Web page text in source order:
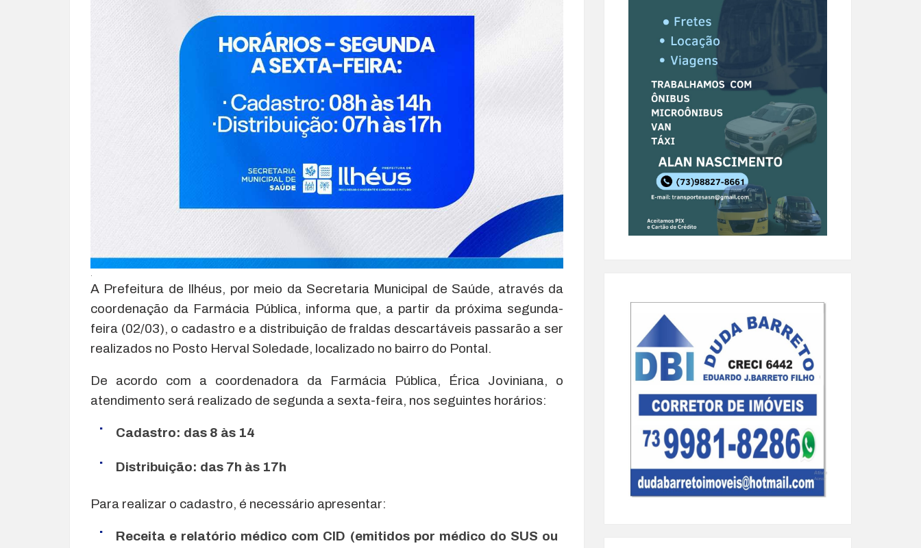
A Prefeitura de Ilhéus, por meio da Secretaria Municipal de Saúde, através da
coordenação da Farmácia Pública, informa que, a partir da próxima segunda-
feira (02/03), o cadastro e a distribuição de fraldas descartáveis passarão a ser
realizados no Posto Herval Soledade, localizado no bairro do Pontal.
De acordo com a coordenadora da Farmácia Pública, Érica Joviniana, o
atendimento será realizado de segunda a sexta-feira, nos seguintes horários:
Cadastro: das 8 às 14
Distribuição: das 7h às 17h
Para realizar o cadastro, é necessário apresentar:
Receita e relatório médico com CID (emitidos por médico do SUS ou